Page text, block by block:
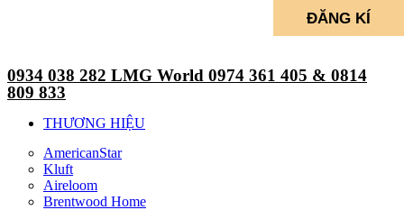
0934 038 282 LMG World 0974 361 405 & 0814
809 833
THƯƠNG HIỆU
AmericanStar
Kluft
Aireloom
Brentwood Home